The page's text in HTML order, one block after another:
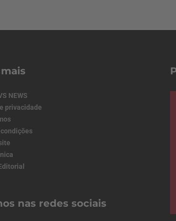
NEWS
privacidade
nas redes sociais